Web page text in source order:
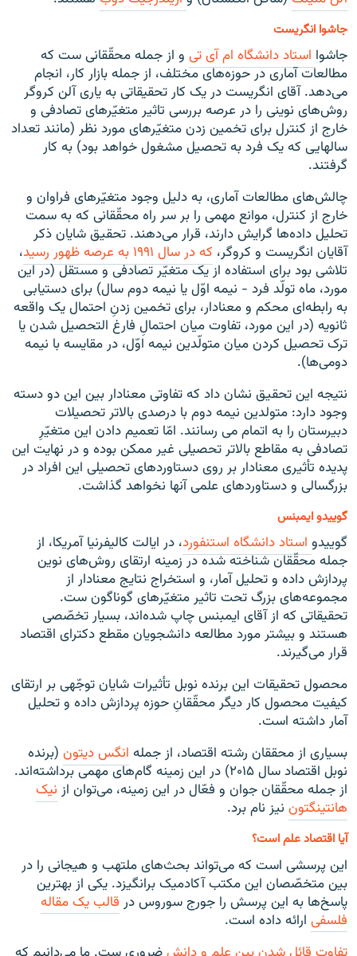
جاشوا انگریست
جاشوا استاددانشگاه امآیتی و از جمله محقّقانی ست که
مطالعات آماری در حوزه‌های مختلف، از جمله بازار کار، انجام
می‌دهد. آقای انگریست در یک کار تحقیقاتی به یاری آلن کروگر
روش‌های نوینی را در عرصه بررسی تاثیر متغیّرهای تصادفی و
خارج از کنترل برای تخمین زدن متغیّرهای مورد نظر (مانند تعداد
سالهایی که یک فرد به تحصیل مشغول خواهد بود) به کار
گرفتند.
چالش‌های مطالعات آماری، به دلیل وجود متغیّرهای فراوان و
خارج از کنترل، موانع مهمی را بر سر راه محقّقانی که به سمت
تحلیل داده‌ها گرایش دارند، قرار می‌دهند. تحقیق شایان ذکر
آقایان انگریست و کروگر، کهدرسال به عرصهظهور رسید،
تلاشی بود برای استفاده از یک متغیّر تصادفی و مستقل (در این
مورد، ماه تولّد فرد - نیمه اوّل یا نیمه دوم سال) برای دستیابی
به رابطه‌ای محکم و معنادار، برای تخمین زدنِ احتمال یک واقعه
ثانویه (در این مورد، تفاوت میان احتمالِ فارغ التحصیل شدن یا
ترک تحصیل کردن میان متولّدین نیمه اوّل، در مقایسه با نیمه
دومی‌ها).
نتیجه این تحقیق نشان داد که تفاوتی معنادار بین این دو دسته
وجود دارد: متولدین نیمه دوم با درصدی بالاتر تحصیلات
دبیرستان را به اتمام می رسانند. امّا تعمیم دادن این متغیّرِ
تصادفی به مقاطع بالاتر تحصیلی غیر ممکن بوده و در نهایت این
پدیده تأثیری معنادار بر روی دستاوردهای تحصیلی این افراد در
بزرگسالی و دستاوردهای علمی آنها نخواهد گذاشت.
گوییدو ایمبنس
گوییدو استاددانشگاه استنفورد، در ایالت کالیفرنیا آمریکا، از
جمله محقّقان شناخته شده در زمینه ارتقای روش‌های نوین
پردازش داده و تحلیل آمار، و استخراج نتایج معنادار از
مجموعه‌های بزرگ تحت تاثیر متغیّرهای گوناگون ست.
تحقیقاتی که از آقای ایمبنس چاپ شده‌اند، بسیار تخصّصی
هستند و بیشتر مورد مطالعه دانشجویان مقطع دکترای اقتصاد
قرار می‌گیرند.
محصول تحقیقات این برنده نوبل تأثیرات شایان توجّهی بر ارتقای
کیفیت محصول کار دیگر محقّقانِ حوزه پردازش داده و تحلیل
آمار داشته است.
بسیاری از محققان رشته اقتصاد، از جمله انگسدیتون (برنده
نوبل اقتصاد سال ۲۰۱۵) در این زمینه گام‌های مهمی برداشته‌اند.
از جمله محقّقان جوان و فعّال در این زمینه، می‌توان از نیک
هانتینگتون نیز نام برد.
آیا اقتصاد علم است؟
این پرسشی است که می‌تواند بحث‌های ملتهب و هیجانی را در
بین متخصّصان این مکتب آکادمیک برانگیزد. یکی از بهترین
پاسخ‌ها به این پرسش را جورج سوروس در قالبیکمقاله
فلسفی ارائه داده است.